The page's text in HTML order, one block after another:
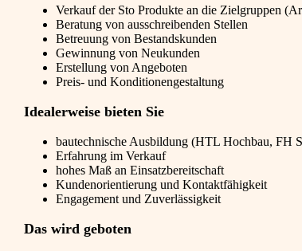
Verkauf der Sto Produkte an die Zielgruppen
Beratung von ausschreibenden Stellen
Betreuung von Bestandskunden
Gewinnung von Neukunden
Erstellung von Angeboten
Preis- und Konditionengestaltung
Idealerweise bieten Sie
bautechnische Ausbildung (HTL Hochbau, FH
Erfahrung im Verkauf
hohes Maß an Einsatzbereitschaft
Kundenorientierung und Kontaktfähigkeit
Engagement und Zuverlässigkeit
Das wird geboten